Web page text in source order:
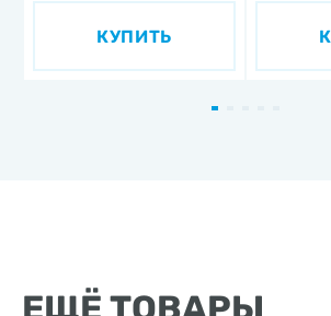
дизайн 1, 3 предмета,
фарфор
КУПИТЬ